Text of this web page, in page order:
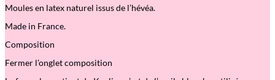
Moules en latex naturel issus de l’hévéa.
Made in France.
Composition
Fermer l’onglet composition